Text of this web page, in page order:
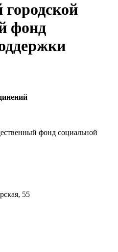
фонд
фонд социальной
55